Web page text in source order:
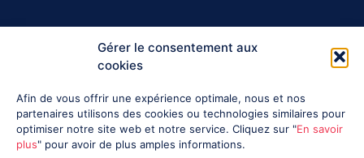
Gérer le consentement aux
cookies
Afin de vous offrir une expérience optimale, nous et nos
partenaires utilisons des cookies ou technologies similaires pour
optimiser notre site web et notre service. Cliquez sur "En savoir
plus" pour avoir de plus amples informations.
Ils nous soutiennent :